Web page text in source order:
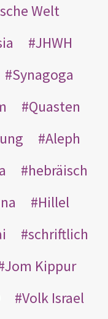
Welt
JHWH
Synagoga
Quasten
Aleph
hebräisch
Hillel
schriftlich
Jom Kippur
Volk Israel